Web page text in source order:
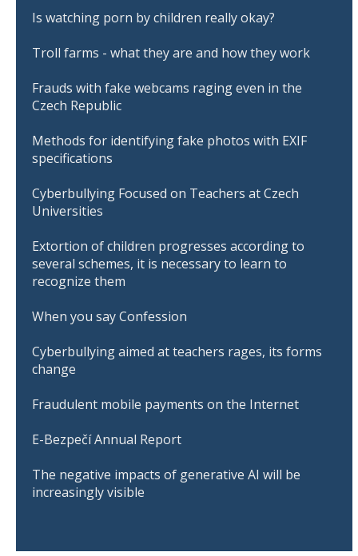
Is watching porn by children really okay?
Troll farms - what they are and how they work
Frauds with fake webcams raging even in the
Czech Republic
Methods for identifying fake photos with EXIF
specifications
Cyberbullying Focused on Teachers at Czech
Universities
Extortion of children progresses according to
several schemes, it is necessary to learn to
recognize them
When you say Confession
Cyberbullying aimed at teachers rages, its forms
change
Fraudulent mobile payments on the Internet
E-Bezpečí Annual Report
The negative impacts of generative AI will be
increasingly visible